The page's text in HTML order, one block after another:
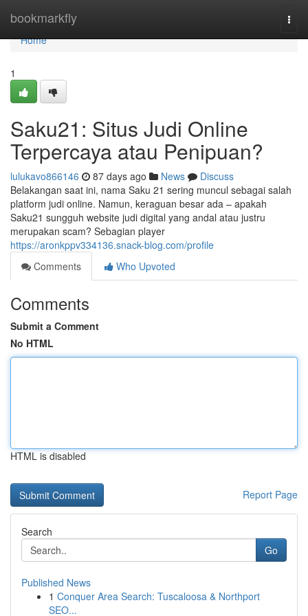
bookmarkfly
Home
Home
1
Saku21: Situs Judi Online
Terpercaya atau Penipuan?
lulukavo866146 87 days ago News
Discuss
Belakangan saat ini, nama Saku 21 sering muncul sebagai salah
platform judi online. Namun, keraguan besar ada – apakah
Saku21 sungguh website judi digital yang andal atau justru
merupakan scam? Sebagian player
https://aronkppv334136.snack-blog.com/profile
Comments
Who Upvoted
Comments
Submit a Comment
No HTML
HTML is disabled
Report Page
Search
Go
Published News
1 Conquer Area Search: Tuscaloosa & Northport
SEO...